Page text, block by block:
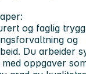
og faglig
og
Du arbeider
oppgaver